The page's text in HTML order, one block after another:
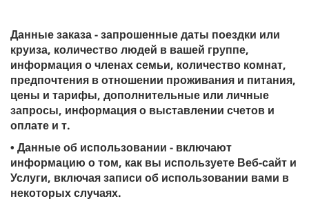
Данные заказа - запрошенные даты поездки или
круиза, количество людей в вашей группе,
информация о членах семьи, количество комнат,
предпочтения в отношении проживания и питания,
цены и тарифы, дополнительные или личные
запросы, информация о выставлении счетов и
оплате и т.
• Данные об использовании - включают
информацию о том, как вы используете Веб-сайт и
Услуги, включая записи об использовании вами в
некоторых случаях.